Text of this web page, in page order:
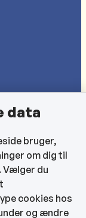
data
bruger,
om dig til
Vælger du
cookies hos
og ændre